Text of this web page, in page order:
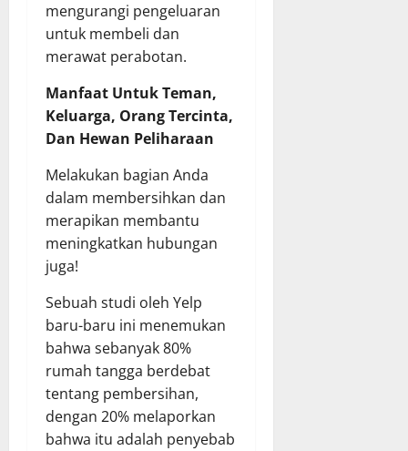
mengurangi pengeluaran
untuk membeli dan
merawat perabotan.
Manfaat Untuk Teman,
Keluarga, Orang Tercinta,
Dan Hewan Peliharaan
Melakukan bagian Anda
dalam membersihkan dan
merapikan membantu
meningkatkan hubungan
juga!
Sebuah studi oleh Yelp
baru-baru ini menemukan
bahwa sebanyak 80%
rumah tangga berdebat
tentang pembersihan,
dengan 20% melaporkan
bahwa itu adalah penyebab